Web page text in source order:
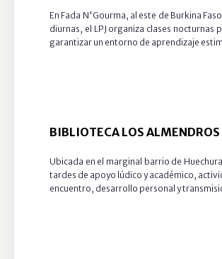
En Fada N'Gourma, al este de Burkina
diurnas, el LPJ organiza clases
garantizar un entorno de aprendizaje
BIBLIOTECA LOS
Ubicada en el marginal barrio de
tardes de apoyo lúdico y académico,
encuentro, desarrollo personal y